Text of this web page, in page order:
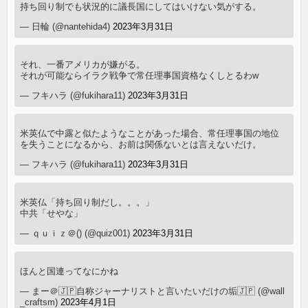
持ち回り制でも状況的に議長国にしてはいけない気がする。
— 日輪 (@nantehida4) 2023年3月31日
それ、一番アメリカが嫌がる。
それが可能ならイラク戦争で常任理事国資格なくしとるわw
— フキハラ (@fukihara11) 2023年3月31日
米英仏で中露と似たようなことがあった場合、常任理事国の地位
を失うことになるから、お前は関係ないとは言えないだけ。
— フキハラ (@fukihara11) 2023年3月31日
米英仏「持ち回り制だし。。。」
中共「せやな」
— ｑｕｉｚ＠() (@quiz001) 2023年3月31日
ほんと国連ってなにかね
— まー＠🇯🇵自称ジャーナリストと言いたいだけの垢🇯🇵 (@wall
_craftsm) 2023年4月1日